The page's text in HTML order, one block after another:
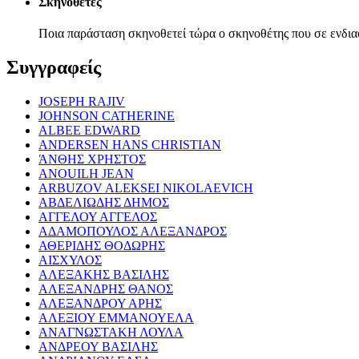
Ποια παράσταση σκηνοθετεί τώρα ο σκηνοθέτης που σε
Συγγραφείς
JOSEPH RAJIV
JOHNSON CATHERINE
ALBEE EDWARD
ANDERSEN HANS CHRISTIAN
ΆΝΘΗΣ ΧΡΗΣΤΟΣ
ANOUILH JEAN
ARBUZOV ALEKSEI NIKOLAEVICH
ΑΒΔΕΛΙΩΔΗΣ ΔΗΜΟΣ
ΑΓΓΕΛΟΥ ΑΓΓΕΛΟΣ
ΑΔΑΜΟΠΟΥΛΟΣ ΑΛΕΞΑΝΔΡΟΣ
ΑΘΕΡΙΔΗΣ ΘΟΔΩΡΗΣ
ΑΙΣΧΥΛΟΣ
ΑΛΕΞΑΚΗΣ ΒΑΣΙΛΗΣ
ΑΛΕΞΑΝΔΡΗΣ ΘΑΝΟΣ
ΑΛΕΞΑΝΔΡΟΥ ΑΡΗΣ
ΑΛΕΞΙΟΥ ΕΜΜΑΝΟΥΕΛΑ
ΑΝΑΓΝΩΣΤΑΚΗ ΛΟΥΛΑ
ΑΝΔΡΕΟΥ ΒΑΣΙΛΗΣ